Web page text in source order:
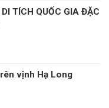
TÍCH QUỐC GIA ĐẶC
vịnh Hạ Long